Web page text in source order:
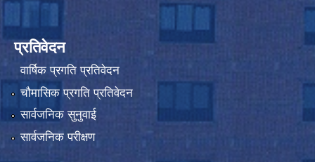
प्रतिवेदन
वार्षिक प्रगति प्रतिवेदन
चौमासिक प्रगति प्रतिवेदन
सार्वजनिक सुनुवाई
सार्वजनिक परीक्षण